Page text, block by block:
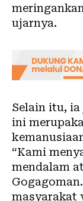
ujarnya.
Selain itu,
ini
“Kami
mendalam
masyarakat